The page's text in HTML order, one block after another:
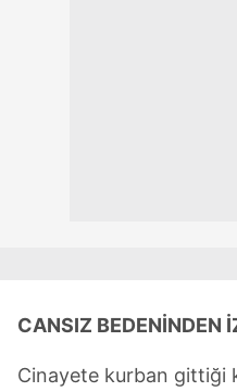
CANSIZ BEDENİNDEN
Cinayete kurban gittiği